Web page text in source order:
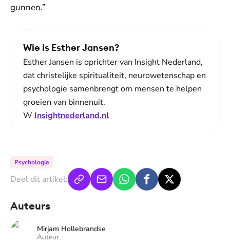
gunnen.”
Wie is Esther Jansen?
Esther Jansen is oprichter van Insight Nederland,
dat christelijke spiritualiteit, neurowetenschap en
psychologie samenbrengt om mensen te helpen
groeien van binnenuit.
W Insightnederland.nl
Psychologie
Deel dit artikel:
Auteurs
Mirjam Hollebrandse
Auteur